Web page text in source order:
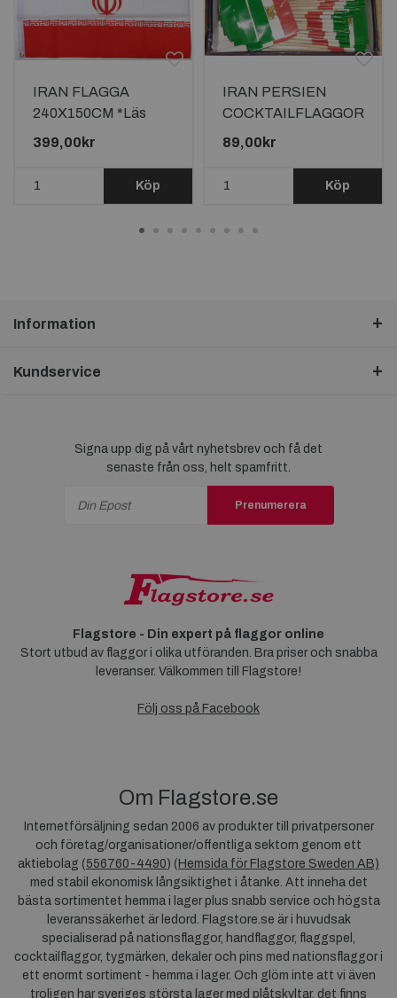
IRAN FLAGGA
240X150CM *Läs
beskrivningen*
399,00kr
Köp
IRAN PERSIEN
COCKTAILFLAGGOR
100st MED LEJONET
89,00kr
Köp
Information
Kundservice
Signa upp dig på vårt nyhetsbrev och få det
senaste från oss, helt spamfritt.
Prenumerera
Flagstore - Din expert på flaggor online
Stort utbud av flaggor i olika utföranden. Bra priser och snabba
leveranser. Välkommen till Flagstore!
Följ oss på Facebook
Om Flagstore.se
Internetförsäljning sedan 2006 av produkter till privatpersoner
och företag/organisationer/offentliga sektorn genom ett
aktiebolag (556760-4490) ( Hemsida för Flagstore Sweden AB)
med stabil ekonomisk långsiktighet i åtanke. Att inneha det
bästa sortimentet hemma i lager plus snabb service och högsta
leveranssäkerhet är ledord. Flagstore.se är i huvudsak
specialiserad på nationsflaggor, handflaggor, flaggspel,
cocktailflaggor, tygmärken, dekaler och pins med nationsflaggor i
ett enormt sortiment - hemma i lager. Och glöm inte att vi även
troligen har sveriges största lager med plåtskyltar, det finns